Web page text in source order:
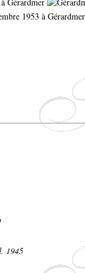
Gérardmer
1953 à Gérardmer
1945